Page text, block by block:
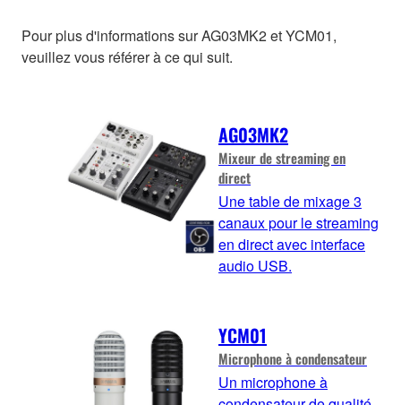
Pour plus d'informations sur AG03MK2 et YCM01,
veuillez vous référer à ce qui suit.
AG03MK2
Mixeur de streaming en
direct
Une table de mixage 3
canaux pour le streaming
en direct avec interface
audio USB.
YCM01
Microphone à condensateur
Un microphone à